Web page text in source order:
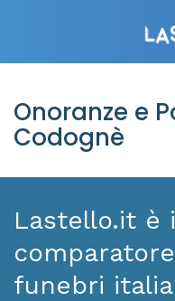
Onoranze e
Codognè
Lastello.it è
funebri